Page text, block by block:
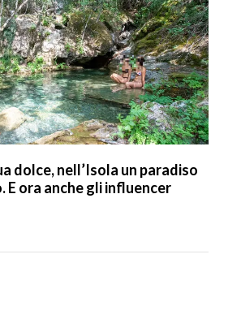
dolce, nell’Isola un paradiso
E ora anche gli influencer